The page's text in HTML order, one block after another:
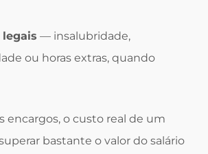
— insalubridade,
ou horas extras, quando
encargos, o custo real de um
bastante o valor do salário